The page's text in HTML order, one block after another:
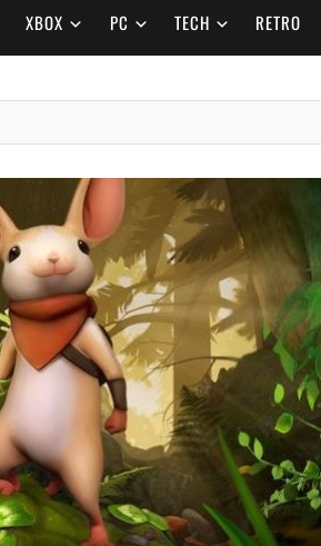
XBOX PC TECH RETRO
AUGUST 7,
JASON STATHAM
TRANSFORME SA
VOITURE…
AUGUST 7, 2026
MICHAEL 2 VISE DÉJÀ UNE…